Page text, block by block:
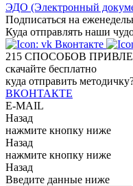
ЭДО (Электронный
Подписаться на
Куда отправлять наши
Вконтакте
215 СПОСОБОВ
скачайте бесплатно
куда отправить
ВКОНТАКТЕ
E-MAIL
Назад
нажмите кнопку ниже
Назад
нажмите кнопку ниже
Назад
Введите данные ниже